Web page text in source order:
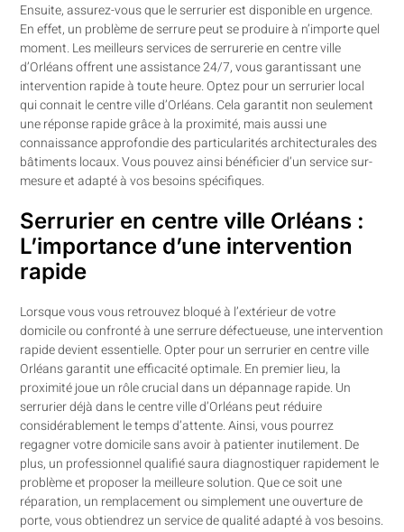
Ensuite, assurez-vous que le serrurier est disponible en urgence.
En effet, un problème de serrure peut se produire à n’importe quel
moment. Les meilleurs services de serrurerie en centre ville
d’Orléans offrent une assistance 24/7, vous garantissant une
intervention rapide à toute heure. Optez pour un serrurier local
qui connait le centre ville d’Orléans. Cela garantit non seulement
une réponse rapide grâce à la proximité, mais aussi une
connaissance approfondie des particularités architecturales des
bâtiments locaux. Vous pouvez ainsi bénéficier d’un service sur-
mesure et adapté à vos besoins spécifiques.
Serrurier en centre ville Orléans :
L’importance d’une intervention
rapide
Lorsque vous vous retrouvez bloqué à l’extérieur de votre
domicile ou confronté à une serrure défectueuse, une intervention
rapide devient essentielle. Opter pour un serrurier en centre ville
Orléans garantit une efficacité optimale. En premier lieu, la
proximité joue un rôle crucial dans un dépannage rapide. Un
serrurier déjà dans le centre ville d’Orléans peut réduire
considérablement le temps d’attente. Ainsi, vous pourrez
regagner votre domicile sans avoir à patienter inutilement. De
plus, un professionnel qualifié saura diagnostiquer rapidement le
problème et proposer la meilleure solution. Que ce soit une
réparation, un remplacement ou simplement une ouverture de
porte, vous obtiendrez un service de qualité adapté à vos besoins.